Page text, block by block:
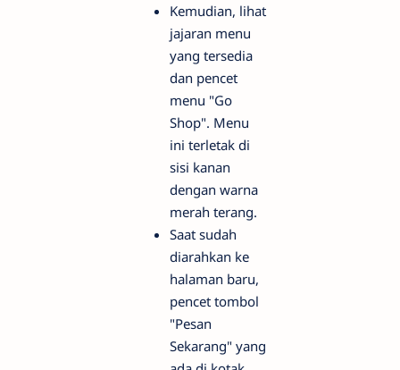
Kemudian, lihat
jajaran menu
yang tersedia
dan pencet
menu "Go
Shop". Menu
ini terletak di
sisi kanan
dengan warna
merah terang.
Saat sudah
diarahkan ke
halaman baru,
pencet tombol
"Pesan
Sekarang" yang